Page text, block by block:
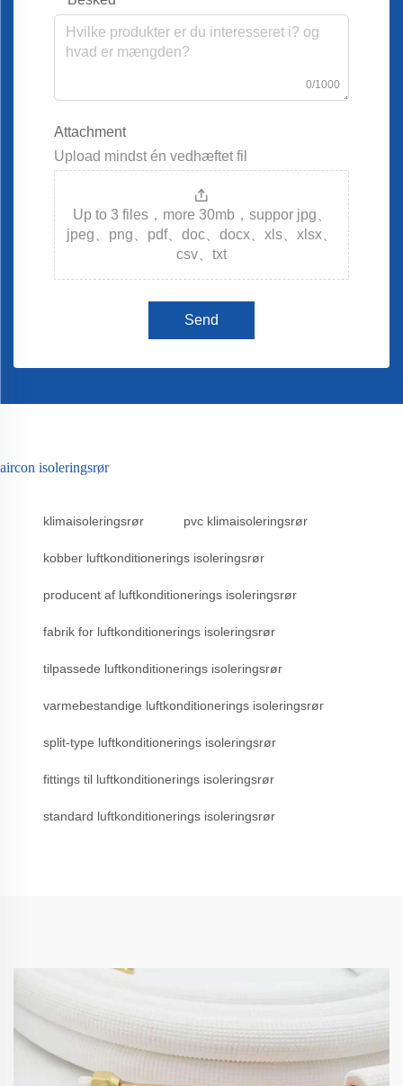
0/1000
Attachment
Upload mindst én vedhæftet fil
Up to 3 files，more 30mb，suppor jpg、
jpeg、png、pdf、doc、docx、xls、xlsx、
csv、txt
Send
aircon isoleringsrør
klimaisoleringsrør pvc klimaisoleringsrør
kobber luftkonditionerings isoleringsrør
producent af luftkonditionerings isoleringsrør
fabrik for luftkonditionerings isoleringsrør
tilpassede luftkonditionerings isoleringsrør
varmebestandige luftkonditionerings isoleringsrør
split-type luftkonditionerings isoleringsrør
fittings til luftkonditionerings isoleringsrør
standard luftkonditionerings isoleringsrør